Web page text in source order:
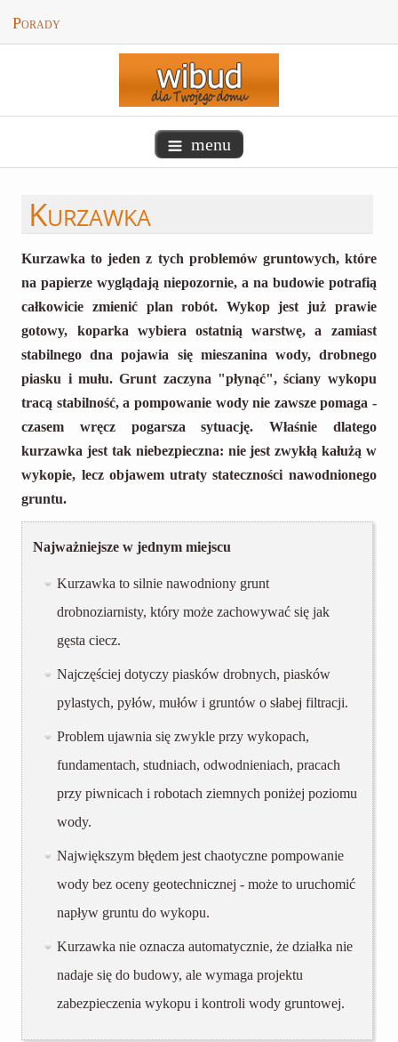
Porady
menu
Kurzawka
Kurzawka to jeden z tych problemów gruntowych, które
na papierze wyglądają niepozornie, a na budowie potrafią
całkowicie zmienić plan robót. Wykop jest już prawie
gotowy, koparka wybiera ostatnią warstwę, a zamiast
stabilnego dna pojawia się mieszanina wody, drobnego
piasku i mułu. Grunt zaczyna "płynąć", ściany wykopu
tracą stabilność, a pompowanie wody nie zawsze pomaga -
czasem wręcz pogarsza sytuację. Właśnie dlatego
kurzawka jest tak niebezpieczna: nie jest zwykłą kałużą w
wykopie, lecz objawem utraty stateczności nawodnionego
gruntu.
Najważniejsze w jednym miejscu
Kurzawka to silnie nawodniony grunt
drobnoziarnisty, który może zachowywać się jak
gęsta ciecz.
Najczęściej dotyczy piasków drobnych, piasków
pylastych, pyłów, mułów i gruntów o słabej filtracji.
Problem ujawnia się zwykle przy wykopach,
fundamentach, studniach, odwodnieniach, pracach
przy piwnicach i robotach ziemnych poniżej poziomu
wody.
Największym błędem jest chaotyczne pompowanie
wody bez oceny geotechnicznej - może to uruchomić
napływ gruntu do wykopu.
Kurzawka nie oznacza automatycznie, że działka nie
nadaje się do budowy, ale wymaga projektu
zabezpieczenia wykopu i kontroli wody gruntowej.